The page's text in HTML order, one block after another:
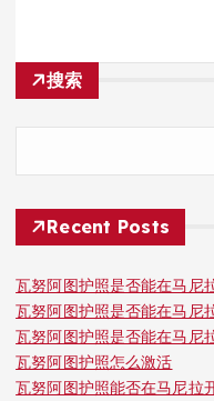
搜索
Recent Posts
瓦努阿图护照是否能在马尼
瓦努阿图护照是否能在马尼
瓦努阿图护照是否能在马尼
瓦努阿图护照怎么激活
瓦努阿图护照能否在马尼拉